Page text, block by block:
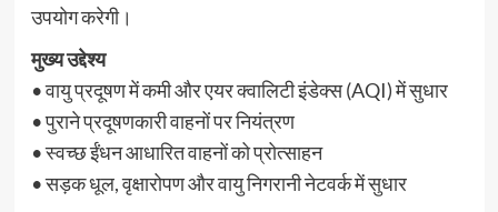
उपयोग करेगी।
मुख्य उद्देश्य
• वायु प्रदूषण में कमी और एयर क्वालिटी इंडेक्स (AQI) में सुधार
• पुराने प्रदूषणकारी वाहनों पर नियंत्रण
• स्वच्छ ईंधन आधारित वाहनों को प्रोत्साहन
• सड़क धूल, वृक्षारोपण और वायु निगरानी नेटवर्क में सुधार